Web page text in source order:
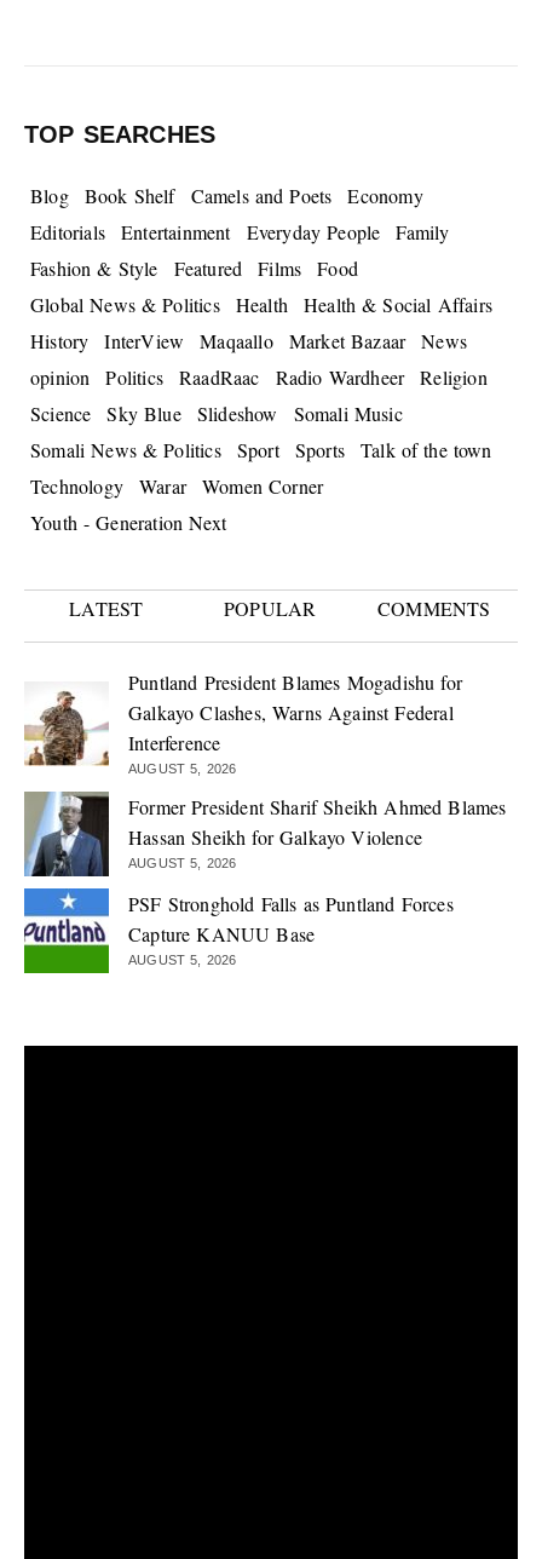
TOP SEARCHES
Blog Book Shelf Camels and Poets
Economy
Editorials
Entertainment Everyday People
Family
Fashion & Style
Featured Films
Food
Global News & Politics
Health
Health & Social Affairs
History
InterView Maqaallo Market Bazaar
News
opinion
Politics RaadRaac Radio Wardheer
Religion
Science
Sky Blue Slideshow
Somali Music
Somali News & Politics
Sport Sports
Talk of the town
Technology
Warar
Women Corner
Youth - Generation Next
LATEST POPULAR COMMENTS
Puntland President Blames Mogadishu for
Galkayo Clashes, Warns Against Federal
Interference
AUGUST 5, 2026
Former President Sharif Sheikh Ahmed Blames
Hassan Sheikh for Galkayo Violence
AUGUST 5, 2026
PSF Stronghold Falls as Puntland Forces
Capture KANUU Base
AUGUST 5, 2026